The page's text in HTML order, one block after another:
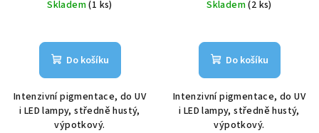
Skladem(1 ks)
Do košíku
Intenzivní pigmentace, do UV
i LED lampy, středně hustý,
výpotkový.
Skladem(2 ks)
Do košíku
Intenzivní pigmentace, do UV
i LED lampy, středně hustý,
výpotkový.